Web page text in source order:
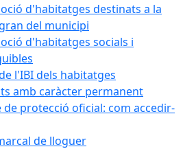
d'habitatges destinats a la
del municipi
d'habitatges socials i
l'IBI dels habitatges
amb caràcter permanent
de protecció oficial: com accedir-
de lloguer